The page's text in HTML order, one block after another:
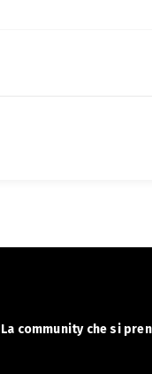
La community che si